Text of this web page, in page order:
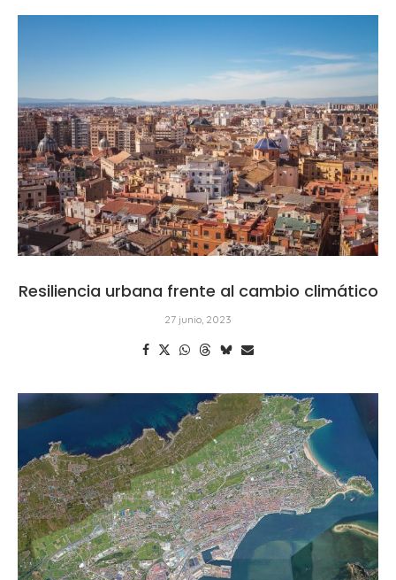
Resiliencia urbana frente al cambio climático
27 junio, 2023